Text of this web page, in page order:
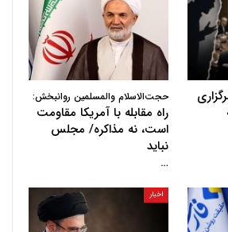
حجت‌الاسلام والمسلمین روانبخش:
راه مقابله با آمریکا مقاومت
است، نه مذاکره/ مجلس
نباید
…
اخبار